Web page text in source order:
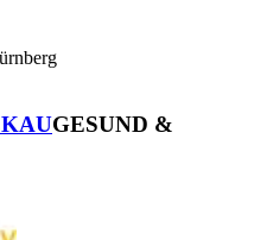
GESUND &